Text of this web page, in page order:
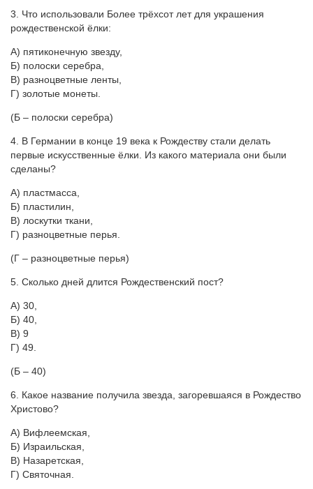
3. Что использовали Более трёхсот лет для украшения
рождественской ёлки:
А) пятиконечную звезду,
Б) полоски серебра,
В) разноцветные ленты,
Г) золотые монеты.
(Б – полоски серебра)
4. В Германии в конце 19 века к Рождеству стали делать
первые искусственные ёлки. Из какого материала они были
сделаны?
А) пластмасса,
Б) пластилин,
В) лоскутки ткани,
Г) разноцветные перья.
(Г – разноцветные перья)
5. Сколько дней длится Рождественский пост?
А) 30,
Б) 40,
В) 9
Г) 49.
(Б – 40)
6. Какое название получила звезда, загоревшаяся в Рождество
Христово?
А) Вифлеемская,
Б) Израильская,
В) Назаретская,
Г) Святочная.